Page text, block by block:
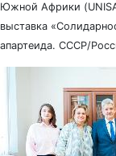
Южной Африки
выставка
апартеида. СССР/